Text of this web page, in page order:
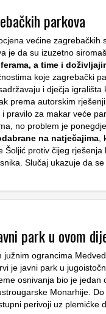
parkova
većine zagrebačkih
je da su izuzetno
a time i
koje zagrebački
i dječja igrališta
prema autorskim
pravilo za makar veće
no problem je
na natječajima
Šoljić protiv čijeg
Slučaj ukazuje da se
park u ovom
južnim ograncima
je javni park u
osnivanja bio je
Monarhije.
perivoji uz plemićke